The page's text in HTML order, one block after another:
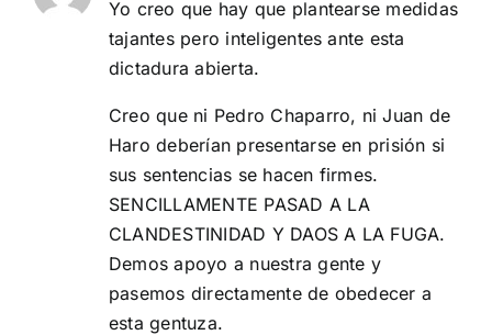
Yo creo que hay que plantearse medidas
tajantes pero inteligentes ante esta
dictadura abierta.
Creo que ni Pedro Chaparro, ni Juan de
Haro deberían presentarse en prisión si
sus sentencias se hacen firmes.
SENCILLAMENTE PASAD A LA
CLANDESTINIDAD Y DAOS A LA FUGA.
Demos apoyo a nuestra gente y
pasemos directamente de obedecer a
esta gentuza.